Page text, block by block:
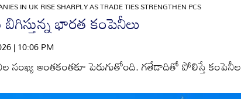
IN UK RISE SHARPLY AS TRADE TIES STRENGTHEN PCS
భారత కంపెనీలు
| 10:06 PM
అంతకంతకూ పెరుగుతోంది. గతేడాదితో పోలిస్తే కంపెనీల